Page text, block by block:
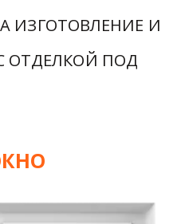
ИЗГОТОВЛЕНИЕ И
ОТДЕЛКОЙ ПОД